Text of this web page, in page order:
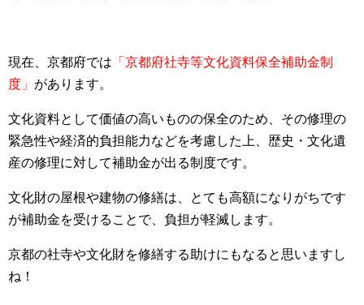
現在、京都府では 「京都府社寺等文化資料保全補助金制
度」 があります。
文化資料として価値の高いものの保全のため、その修理の
緊急性や経済的負担能力などを考慮した上、歴史・文化遺
産の修理に対して補助金が出る制度です。
文化財の屋根や建物の修繕は、とても高額になりがちです
が補助金を受けることで、負担が軽滅します。
京都の社寺や文化財を修繕する助けにもなると思いますし
ね！